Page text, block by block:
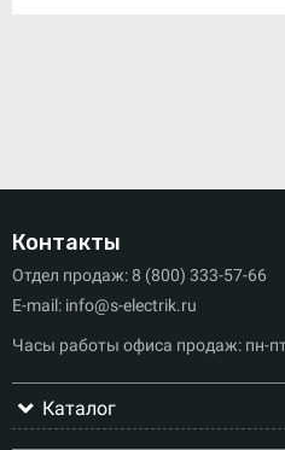
Контакты
Отдел продаж: 8 (800) 333-57-66
E-mail: info@s-electrik.ru
Часы работы офиса продаж: пн-
Каталог